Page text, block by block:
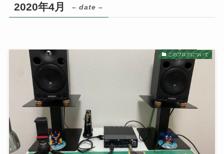
2020年4月 – date –
このブログについて